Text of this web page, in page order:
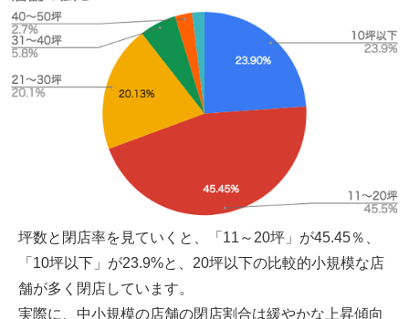
坪数と閉店率を見ていくと、「11～20坪」が45.45％、
「10坪以下」が23.9%と、20坪以下の比較的小規模な店
舗が多く閉店しています。
実際に、中小規模の店舗の閉店割合は緩やかな上昇傾向